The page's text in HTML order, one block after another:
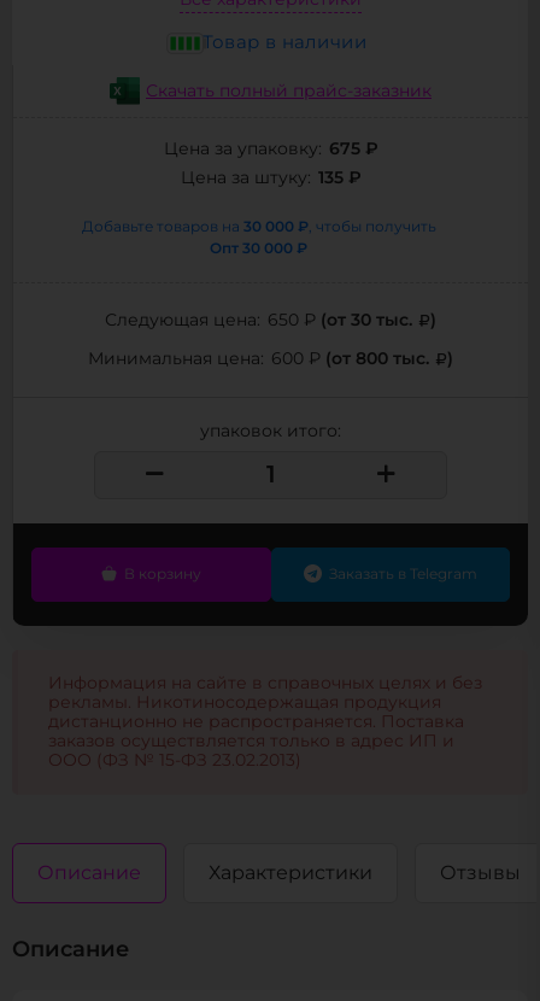
Товар в наличии
Скачать полный прайс-заказник
Цена за упаковку: 675 ₽
Цена за штуку: 135 ₽
Добавьте товаров на 30 000 ₽, чтобы получить
Опт30 000 ₽
Следующая цена: 650 ₽ (от 30 тыс. )
Минимальная цена: 600 ₽ (от 800 тыс. )
упаковок итого:
В корзину Заказать в Telegram
Информация на сайте в справочных целях и без
рекламы. Никотиносодержащая продукция
дистанционно не распространяется. Поставка
заказов осуществляется только в адрес ИП и
ООО (ФЗ № 15-ФЗ 23.02.2013)
Описание Характеристики Отзывы
Описание